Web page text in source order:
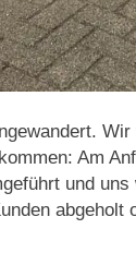
Am
und